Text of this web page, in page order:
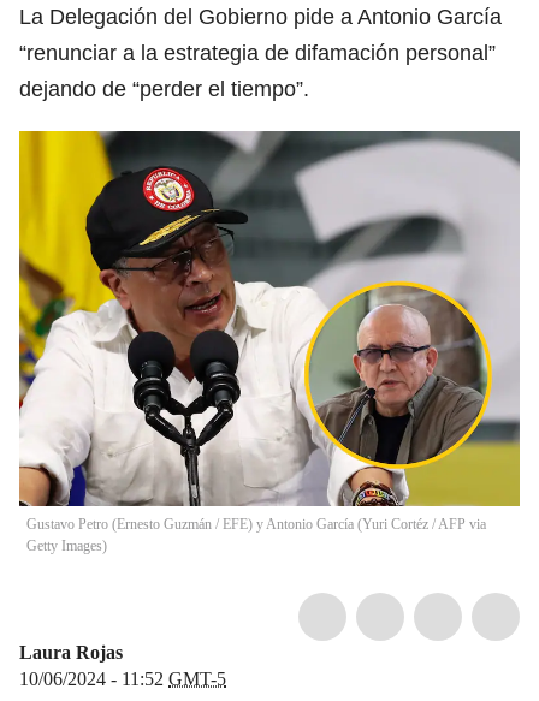
La Delegación del Gobierno pide a Antonio García
“renunciar a la estrategia de difamación personal”
dejando de “perder el tiempo”.
Gustavo Petro (Ernesto Guzmán / EFE) y Antonio García (Yuri Cortéz / AFP via
Getty Images)
Laura Rojas
10/06/2024 - 11:52 GMT-5